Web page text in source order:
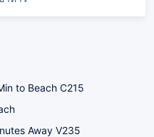
to Beach C215
Away V235